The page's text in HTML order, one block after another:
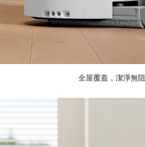
全屋覆蓋，潔淨無阻